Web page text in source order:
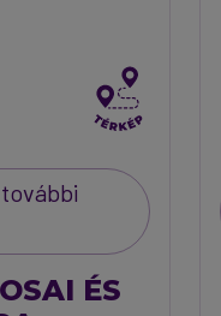
további
ÉS